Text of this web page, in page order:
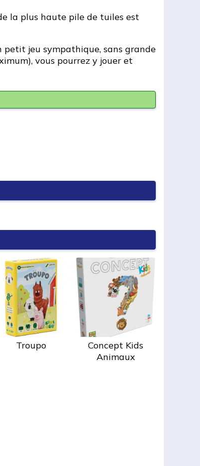
la plus haute pile de tuiles est
jeu sympathique, sans grande
vous pourrez y jouer et
Troupo
Concept Kids
Animaux